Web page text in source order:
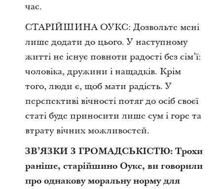
час.
СТАРІЙШИНА ОУКС: Дозвольте мені
лише додати до цього. У наступному
житті не існує повноти радості без сім’ї:
чоловіка, дружини і нащадків. Крім
того, люди є, щоб мати радість. У
перспективі вічності потяг до осіб своєї
статі буде приносити лише сум і горе та
втрату вічних можливостей.
ЗВ’ЯЗКИ З ГРОМАДСЬКІСТЮ: Трохи
раніше, старійшино Оукс, ви говорили
про однакову моральну норму для